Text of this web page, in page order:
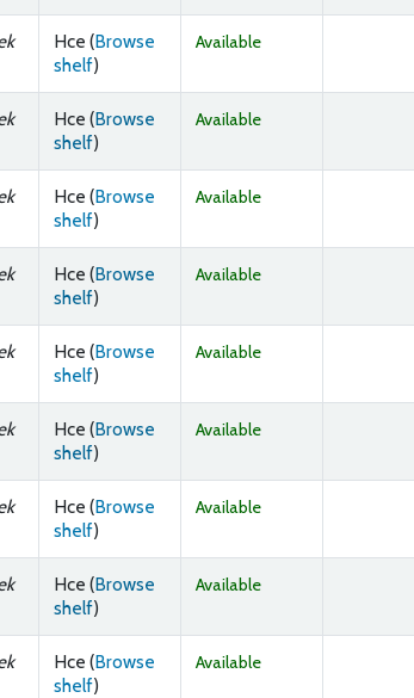
Hce (Browse
shelf(Opens below)
)
Available
Hce (Browse
shelf(Opens below)
)
Available
Hce (Browse
shelf(Opens below)
)
Available
Hce (Browse
shelf(Opens below)
)
Available
Hce (Browse
shelf(Opens below)
)
Available
Hce (Browse
shelf(Opens below)
)
Available
Hce (Browse
shelf(Opens below)
)
Available
Hce (Browse
shelf(Opens below)
)
Available
Hce (Browse
shelf(Opens below)
)
Available